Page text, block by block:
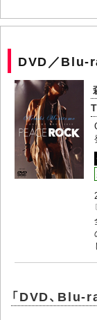
DVD／Blu-
「DVD、Blu-